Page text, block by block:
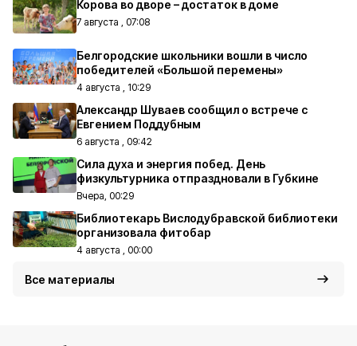
Корова во дворе – достаток в доме
7 августа , 07:08
Белгородские школьники вошли в число
победителей «Большой перемены»
4 августа , 10:29
Александр Шуваев сообщил о встрече с
Евгением Поддубным
6 августа , 09:42
Сила духа и энергия побед. День
физкультурника отпраздновали в Губкине
Вчера, 00:29
Библиотекарь Вислодубравской библиотеки
организовала фитобар
4 августа , 00:00
Все материалы